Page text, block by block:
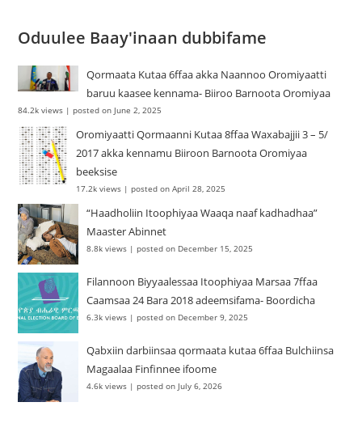
Oduulee Baay'inaan dubbifame
Qormaata Kutaa 6ffaa akka Naannoo Oromiyaatti
baruu kaasee kennama- Biiroo Barnoota Oromiyaa
84.2k views |posted on June 2, 2025
Oromiyaatti Qormaanni Kutaa 8ffaa Waxabajjii 3 – 5/
2017 akka kennamu Biiroon Barnoota Oromiyaa
beeksise
17.2k views |posted on April 28, 2025
“Haadholiin Itoophiyaa Waaqa naaf kadhadhaa”
Maaster Abinnet
8.8k views |posted on December 15, 2025
Filannoon Biyyaalessaa Itoophiyaa Marsaa 7ffaa
Caamsaa 24 Bara 2018 adeemsifama- Boordicha
6.3k views |posted on December 9, 2025
Qabxiin darbiinsaa qormaata kutaa 6ffaa Bulchiinsa
Magaalaa Finfinnee ifoome
4.6k views |posted on July 6, 2026